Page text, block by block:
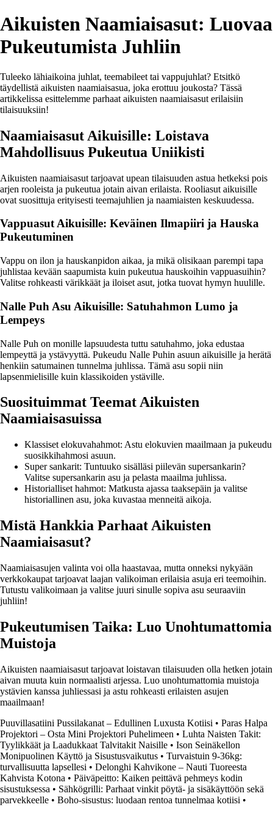
Aikuisten Naamiaisasut: Luovaa
Pukeutumista Juhliin
Tuleeko lähiaikoina juhlat, teemabileet tai vappujuhlat? Etsitkö
täydellistä aikuisten naamiaisasua, joka erottuu joukosta? Tässä
artikkelissa esittelemme parhaat aikuisten naamiaisasut erilaisiin
tilaisuuksiin!
Naamiaisasut Aikuisille: Loistava
Mahdollisuus Pukeutua Uniikisti
Aikuisten naamiaisasut tarjoavat upean tilaisuuden astua hetkeksi pois
arjen rooleista ja pukeutua jotain aivan erilaista. Rooliasut aikuisille
ovat suosittuja erityisesti teemajuhlien ja naamiaisten keskuudessa.
Vappuasut Aikuisille: Keväinen Ilmapiiri ja Hauska
Pukeutuminen
Vappu on ilon ja hauskanpidon aikaa, ja mikä olisikaan parempi tapa
juhlistaa kevään saapumista kuin pukeutua hauskoihin vappuasuihin?
Valitse rohkeasti värikkäät ja iloiset asut, jotka tuovat hymyn huulille.
Nalle Puh Asu Aikuisille: Satuhahmon Lumo ja
Lempeys
Nalle Puh on monille lapsuudesta tuttu satuhahmo, joka edustaa
lempeyttä ja ystävyyttä. Pukeudu Nalle Puhin asuun aikuisille ja herätä
henkiin satumainen tunnelma juhlissa. Tämä asu sopii niin
lapsenmielisille kuin klassikoiden ystäville.
Suosituimmat Teemat Aikuisten
Naamiaisasuissa
Klassiset elokuvahahmot: Astu elokuvien maailmaan ja pukeudu
suosikkihahmosi asuun.
Super sankarit: Tuntuuko sisälläsi piilevän supersankarin?
Valitse supersankarin asu ja pelasta maailma juhlissa.
Historialliset hahmot: Matkusta ajassa taaksepäin ja valitse
historiallinen asu, joka kuvastaa menneitä aikoja.
Mistä Hankkia Parhaat Aikuisten
Naamiaisasut?
Naamiaisasujen valinta voi olla haastavaa, mutta onneksi nykyään
verkkokaupat tarjoavat laajan valikoiman erilaisia asuja eri teemoihin.
Tutustu valikoimaan ja valitse juuri sinulle sopiva asu seuraaviin
juhliin!
Pukeutumisen Taika: Luo Unohtumattomia
Muistoja
Aikuisten naamiaisasut tarjoavat loistavan tilaisuuden olla hetken jotain
aivan muuta kuin normaalisti arjessa. Luo unohtumattomia muistoja
ystävien kanssa juhliessasi ja astu rohkeasti erilaisten asujen
maailmaan!
Puuvillasatiini Pussilakanat – Edullinen Luxusta Kotiisi • Paras Halpa
Projektori – Osta Mini Projektori Puhelimeen • Luhta Naisten Takit:
Tyylikkäät ja Laadukkaat Talvitakit Naisille • Ison Seinäkellon
Monipuolinen Käyttö ja Sisustusvaikutus • Turvaistuin 9-36kg:
turvallisuutta lapsellesi • Delonghi Kahvikone – Nauti Tuoreesta
Kahvista Kotona • Päiväpeitto: Kaiken peittävä pehmeys kodin
sisustuksessa • Sähkögrilli: Parhaat vinkit pöytä- ja sisäkäyttöön sekä
parvekkeelle • Boho-sisustus: luodaan rentoa tunnelmaa kotiisi •